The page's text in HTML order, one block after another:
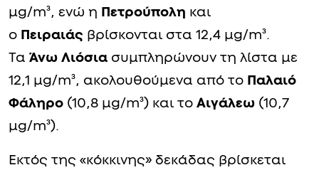
μg/m³, ενώ η Πετρούπολη και
ο Πειραιάς βρίσκονται στα 12,4 μg/m³.
Τα Άνω Λιόσια συμπληρώνουν τη λίστα με
12,1 μg/m³, ακολουθούμενα από το Παλαιό
Φάληρο (10,8 μg/m³) και το Αιγάλεω (10,7
μg/m³).
Εκτός της «κόκκινης» δεκάδας βρίσκεται